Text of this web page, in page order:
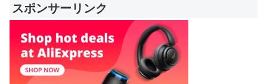
スポンサーリンク